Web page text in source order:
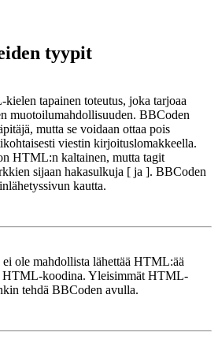
tyypit
tapainen toteutus, joka tarjoaa
muotoilumahdollisuuden. BBCoden
mutta se voidaan ottaa pois
viestin kirjoituslomakkeella.
HTML:n kaltainen, mutta tagit
sijaan hakasulkuja [ ja ]. BBCoden
kautta.
ole mahdollista lähettää HTML:ää
HTML-koodina. Yleisimmät HTML-
tehdä BBCoden avulla.